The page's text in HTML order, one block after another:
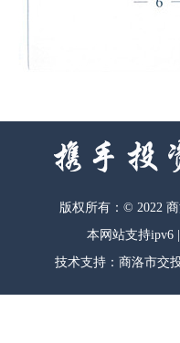
版权所有：© 2022
本网站支持ipv6 |
技术支持：商洛市交